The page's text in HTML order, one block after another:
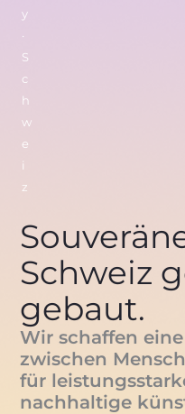
y
·
S
c
h
w
e
i
z
Schweiz
gebaut.
Wir schaffen
zwischen
für
nachhaltige